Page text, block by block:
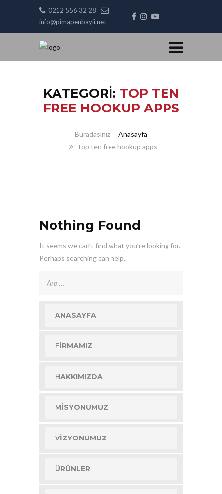
0212 556 32 28
info@pimapenbayii.net
KATEGORI: TOP TEN
FREE HOOKUP APPS
Anasayfa
top ten free hookup apps
Nothing Found
It seems we can’t find what you’re looking for.
Perhaps searching can help.
ANASAYFA
FIRMAMIZ
HAKKIMIZDA
MISYONUMUZ
VIZYONUMUZ
ÜRÜNLER